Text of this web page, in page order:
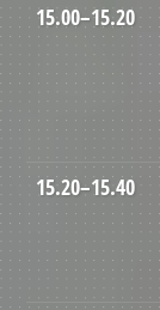
15.00–15.20
15.20–15.40